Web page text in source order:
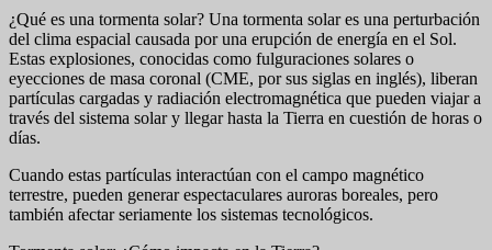
¿Qué es una tormenta solar? Una tormenta solar es una perturbación
del clima espacial causada por una erupción de energía en el Sol.
Estas explosiones, conocidas como fulguraciones solares o
eyecciones de masa coronal (CME, por sus siglas en inglés), liberan
partículas cargadas y radiación electromagnética que pueden viajar a
través del sistema solar y llegar hasta la Tierra en cuestión de horas o
días.
Cuando estas partículas interactúan con el campo magnético
terrestre, pueden generar espectaculares auroras boreales, pero
también afectar seriamente los sistemas tecnológicos.